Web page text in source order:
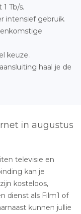
Tb/s.
intensief gebruik.
keuze.
haal je de
in augustus
televisie en
kan je
kosteloos,
dienst als Film1 of
kunnen jullie